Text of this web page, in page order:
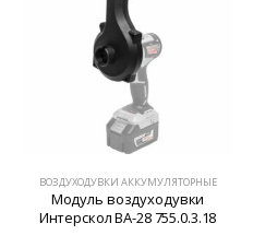
ВОЗДУХОДУВКИ АККУМУЛЯТОРНЫЕ
Модуль воздуходувки
Интерскол ВА-28 755.0.3.18